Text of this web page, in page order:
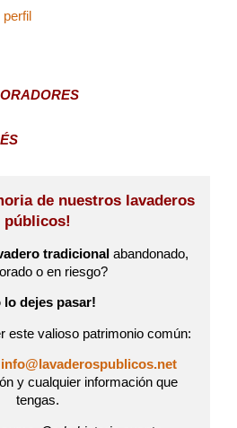
de nuestros lavaderos
públicos!
tradicional abandonado,
o en riesgo?
lo dejes pasar!
este valioso patrimonio común:
info@lavaderospublicos.net
y cualquier información que
tengas.